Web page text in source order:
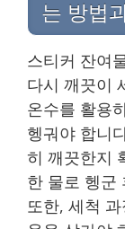
는 방법
스티커 잔여
다시 깨끗이
온수를 활용
헹궈야 합니
히 깨끗한지
한 물로 헹군
또한, 세척